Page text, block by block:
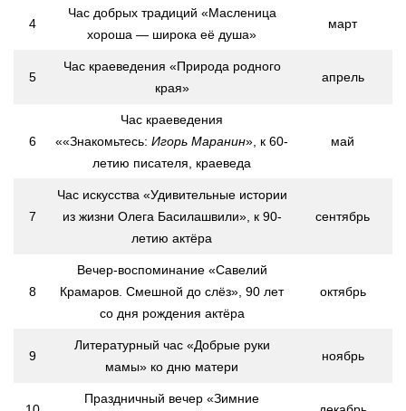
4
Час добрых традиций «Масленица
хороша — широка её душа»
март
5
Час краеведения «Природа родного
края»
апрель
6
Час краеведения
««Знакомьтесь: Игорь Маранин», к 60-
летию писателя, краеведа
май
7
Час искусства «Удивительные истории
из жизни Олега Басилашвили», к 90-
летию актёра
сентябрь
8
Вечер-воспоминание «Савелий
Крамаров. Смешной до слёз», 90 лет
со дня рождения актёра
октябрь
9
Литературный час «Добрые руки
мамы» ко дню матери
ноябрь
Праздничный вечер «Зимние